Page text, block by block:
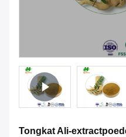
Tongkat Ali-